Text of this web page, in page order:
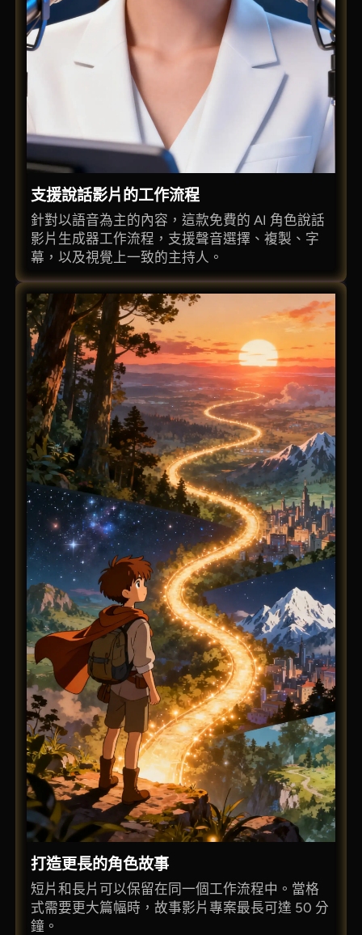
支援說話影片的工作流程
針對以語音為主的內容，這款免費的 AI 角色說話
影片生成器工作流程，支援聲音選擇、複製、字
幕，以及視覺上一致的主持人。
打造更長的角色故事
短片和長片可以保留在同一個工作流程中。當格
式需要更大篇幅時，故事影片專案最長可達 50 分
鐘。